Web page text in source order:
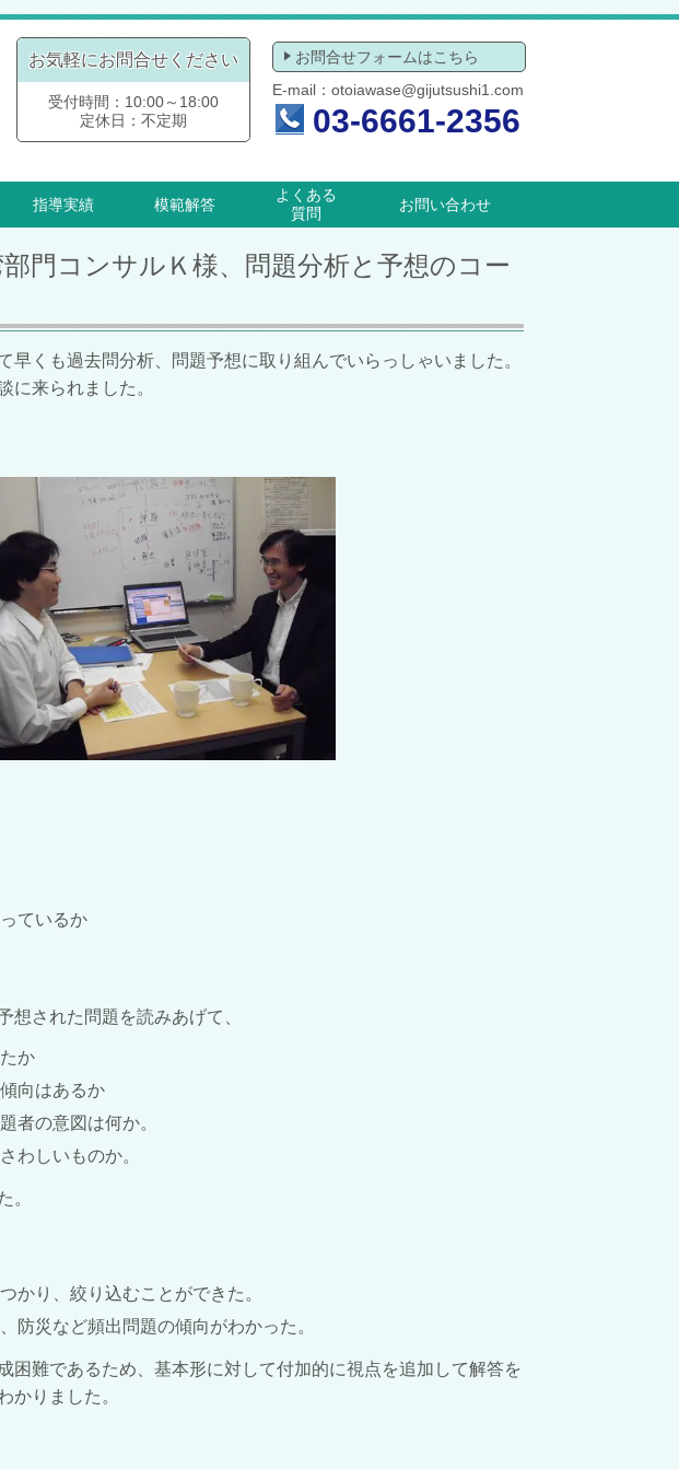
お気軽にお問合せください
受付時間：10:00～18:00
定休日：不定期
お問合せフォームはこちら
E-mail： otoiawase@gijutsushi1.com
03-6661-2356
指導実績 模範解答
よくある
質問
お問い合わせ
門コンサルＫ様、問題分析と予想のコー
早くも過去問分析、問題予想に取り組んでいらっしゃいました。
に来られました。
ているか
想された問題を読みあげて、
か
向はあるか
者の意図は何か。
わしいものか。
。
かり、絞り込むことができた。
防災など頻出問題の傾向がわかった。
困難であるため、基本形に対して付加的に視点を追加して解答を
かりました。